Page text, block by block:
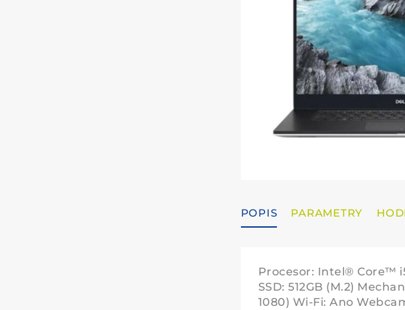
POPIS PARAMETRY
Procesor: Intel® Core™
SSD: 512GB (M.2)
1080) Wi-Fi: Ano